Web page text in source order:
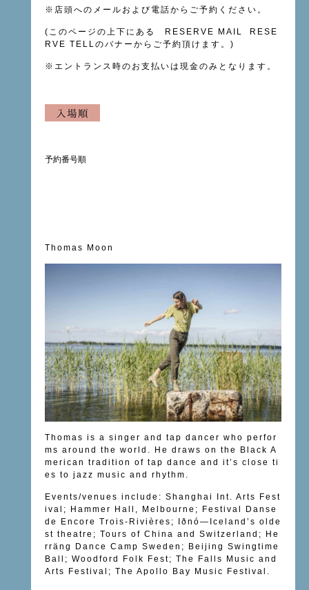
※ 店頭へのメールおよび電話からご予約ください。
(このページの上下にある RESERVE MAIL RESE
RVE TELLのバナーからご予約頂けます。)
※ エントランス時のお支払いは現金のみとなります。
予約番号順
Thomas Moon
Thomas is a singer and tap dancer who perfor
ms around the world. He draws on the Black A
merican tradition of tap dance and it’s close ti
es to jazz music and rhythm.
Events/venues include: Shanghai Int. Arts Fest
ival; Hammer Hall, Melbourne; Festival Danse
de Encore Trois-Rivières; Iðnó—Iceland’s olde
st theatre; Tours of China and Switzerland; He
rräng Dance Camp Sweden; Beijing Swingtime
Ball; Woodford Folk Fest; The Falls Music and
Arts Festival; The Apollo Bay Music Festival.